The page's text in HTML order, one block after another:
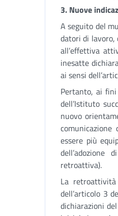
3. Nuove
A seguito del
datori di lavoro,
all’effettiva
inesatte
ai sensi
Pertanto, ai
dell’Istituto
nuovo
essere più
dell’adozione
retroattiva).
La
dell’articolo 3
dichiarazioni